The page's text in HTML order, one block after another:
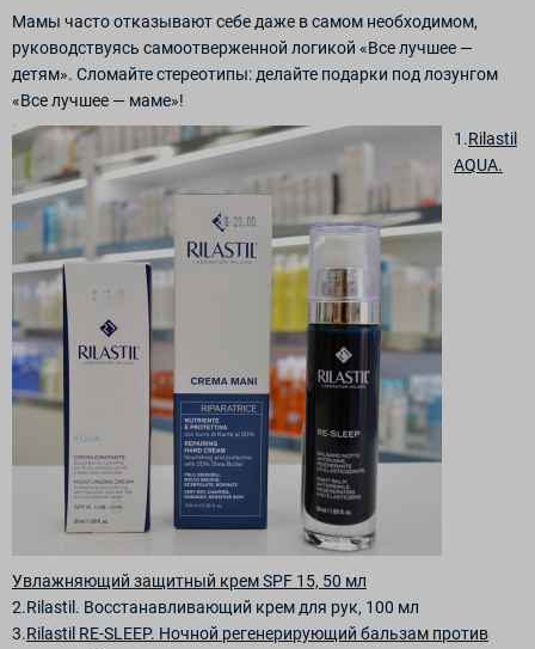
Мамы часто отказывают себе даже в самом необходимом,
руководствуясь самоотверженной логикой «Все лучшее —
детям». Сломайте стереотипы: делайте подарки под лозунгом
«Все лучшее — маме»!
1.Rilastil
AQUA.
Увлажняющий защитный крем SPF 15, 50 мл
2.Rilastil. Восстанавливающий крем для рук, 100 мл
3.Rilastil RE-SLEEP. Ночной регенерирующий бальзам против